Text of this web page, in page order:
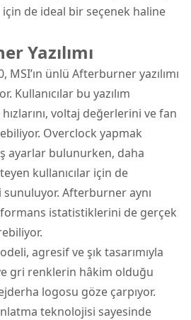
de ideal bir seçenek haline
Yazılımı
MSI’ın ünlü Afterburner yazılımı
Kullanıcılar bu yazılım
voltaj değerlerini ve fan
Overclock yapmak
ayarlar bulunurken, daha
kullanıcılar için de
Afterburner aynı
istatistiklerini de gerçek
agresif ve şık tasarımıyla
gri renklerin hâkim olduğu
logosu göze çarpıyor.
teknolojisi sayesinde